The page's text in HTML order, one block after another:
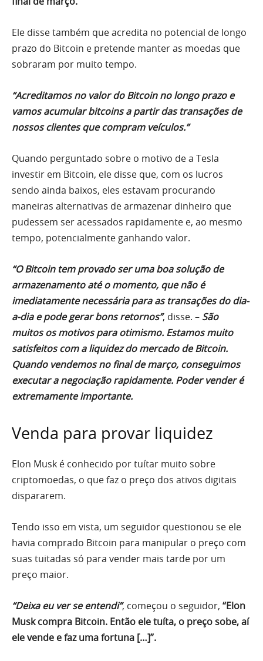
Ele disse também que acredita no potencial de longo
prazo do Bitcoin e pretende manter as moedas que
sobraram por muito tempo.
“Acreditamos no valor do Bitcoin no longo prazo e
vamos acumular bitcoins a partir das transações de
nossos clientes que compram veículos.”
Quando perguntado sobre o motivo de a Tesla
investir em Bitcoin, ele disse que, com os lucros
sendo ainda baixos, eles estavam procurando
maneiras alternativas de armazenar dinheiro que
pudessem ser acessados ​​rapidamente e, ao mesmo
tempo, potencialmente ganhando valor.
“O Bitcoin tem provado ser uma boa solução de
armazenamento até o momento, que não é
imediatamente necessária para as transações do dia-
a-dia e pode gerar bons retornos”, disse. – São
muitos os motivos para otimismo. Estamos muito
satisfeitos com a liquidez do mercado de Bitcoin.
Quando vendemos no final de março, conseguimos
executar a negociação rapidamente. Poder vender é
extremamente importante.
Venda para provar liquidez
Elon Musk é conhecido por tuítar muito sobre
criptomoedas, o que faz o preço dos ativos digitais
dispararem.
Tendo isso em vista, um seguidor questionou se ele
havia comprado Bitcoin para manipular o preço com
suas tuitadas só para vender mais tarde por um
preço maior.
“Deixa eu ver se entendi”, começou o seguidor, “Elon
Musk compra Bitcoin. Então ele tuíta, o preço sobe, aí
ele vende e faz uma fortuna […]”.